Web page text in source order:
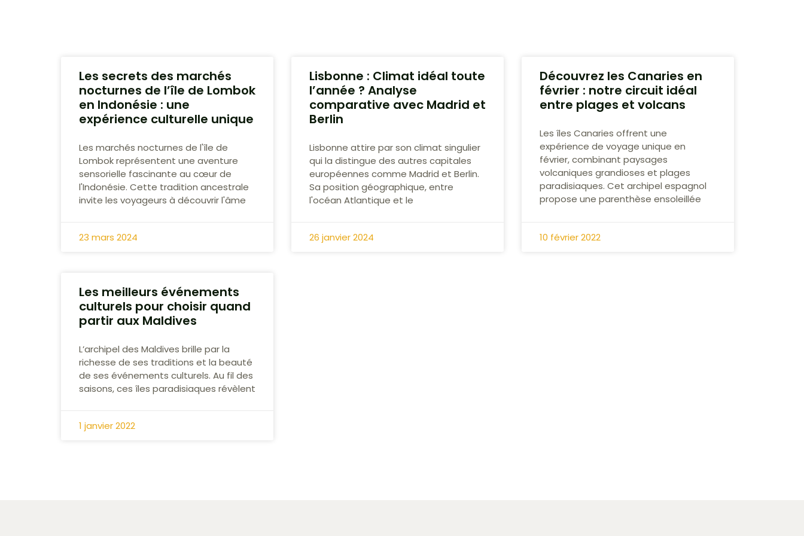
Les secrets des marchés
nocturnes de l’île de Lombok
en Indonésie : une
expérience culturelle unique
Les marchés nocturnes de l'île de
Lombok représentent une aventure
sensorielle fascinante au cœur de
l'Indonésie. Cette tradition ancestrale
invite les voyageurs à découvrir l'âme
23 mars 2024
Lisbonne : Climat idéal toute
l’année ? Analyse
comparative avec Madrid et
Berlin
Lisbonne attire par son climat singulier
qui la distingue des autres capitales
européennes comme Madrid et Berlin.
Sa position géographique, entre
l'océan Atlantique et le
26 janvier 2024
Découvrez les Canaries en
février : notre circuit idéal
entre plages et volcans
Les îles Canaries offrent une
expérience de voyage unique en
février, combinant paysages
volcaniques grandioses et plages
paradisiaques. Cet archipel espagnol
propose une parenthèse ensoleillée
10 février 2022
Les meilleurs événements
culturels pour choisir quand
partir aux Maldives
L’archipel des Maldives brille par la
richesse de ses traditions et la beauté
de ses événements culturels. Au fil des
saisons, ces îles paradisiaques révèlent
1 janvier 2022